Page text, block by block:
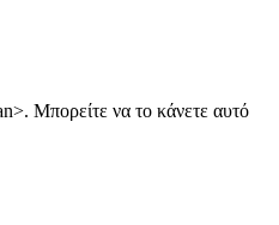
Μπορείτε να το κάνετε αυτό